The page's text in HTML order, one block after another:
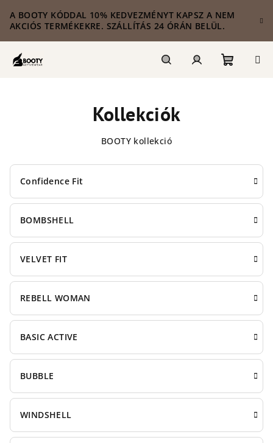
tartalomhoz
A BOOTY KÓDDAL 10% KEDVEZMÉNYT KAPSZ A NEM
AKCIÓS TERMÉKEKRE. SZÁLLÍTÁS 24 ÓRÁN BELÜL.
Kollekciók
BOOTY kollekció
Confidence Fit
BOMBSHELL
VELVET FIT
REBELL WOMAN
BASIC ACTIVE
BUBBLE
WINDSHELL